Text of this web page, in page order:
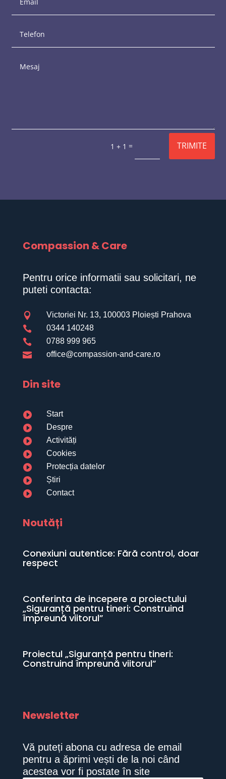
1 + 1 = TRIMITE
Compassion & Care
Pentru orice informatii sau solicitari, ne
puteti contacta:
 Victoriei Nr. 13, 100003 Ploiești Prahova
 0344 140248
 0788 999 965
 office@compassion-and-care.ro
Din site
 Start
 Despre
 Activități
 Cookies
 Protecția datelor
 Știri
 Contact
Noutăți
Conexiuni autentice: Fără control, doar
respect
Conferinta de incepere a proiectului
„Siguranță pentru tineri: Construind
împreună viitorul”
Proiectul „Siguranță pentru tineri:
Construind împreună viitorul”
Newsletter
Vă puteți abona cu adresa de email
pentru a ăprimi vești de la noi când
acestea vor fi postate în site